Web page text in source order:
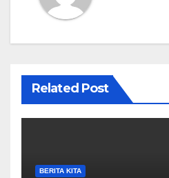
Related Post
BERITA KITA